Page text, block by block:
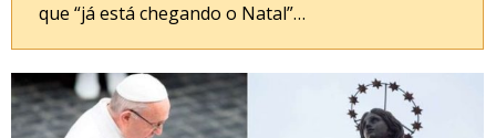
que “já está chegando o Natal”…